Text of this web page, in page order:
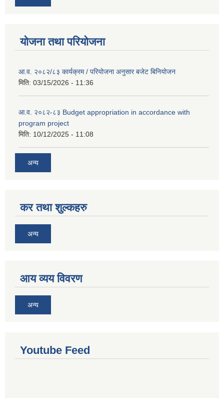
योजना तथा परियोजना
आ.व. २०८२/८३ कार्यक्रम / परियोजना अनुसार बजेट बिनियोजन
मिति: 03/15/2026 - 11:36
आ.व. २०८२-८३ Budget appropriation in accordance with
program project
मिति: 10/12/2025 - 11:08
अन्य
कर तथा शुल्कहरु
अन्य
आय व्यय विवरण
अन्य
Youtube Feed